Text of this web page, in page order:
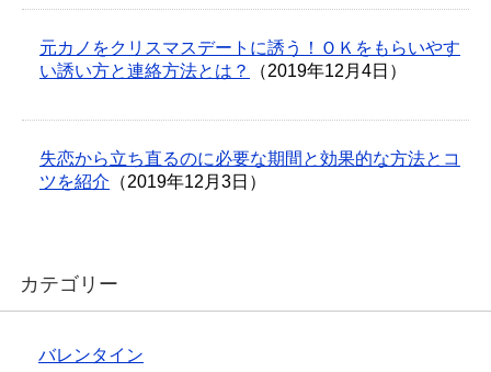
元カノをクリスマスデートに誘う！ＯＫをもらいやす
い誘い方と連絡方法とは？
（2019年12月4日）
失恋から立ち直るのに必要な期間と効果的な方法とコ
ツを紹介 （2019年12月3日）
カテゴリー
バレンタイン